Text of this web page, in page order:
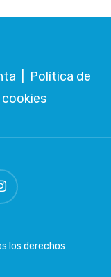
Política de
los derechos